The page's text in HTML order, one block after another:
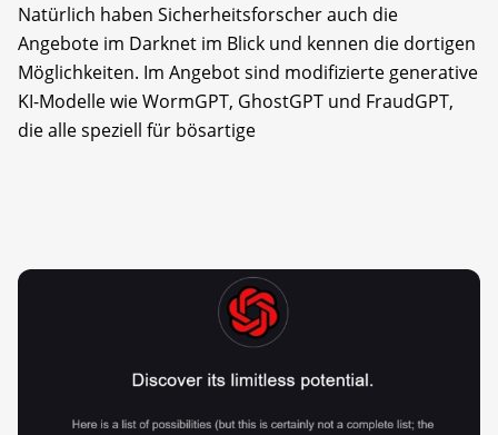
Natürlich haben Sicherheitsforscher auch die
Angebote im Darknet im Blick und kennen die dortigen
Möglichkeiten. Im Angebot sind modifizierte generative
KI-Modelle wie WormGPT, GhostGPT und FraudGPT,
die alle speziell für bösartige